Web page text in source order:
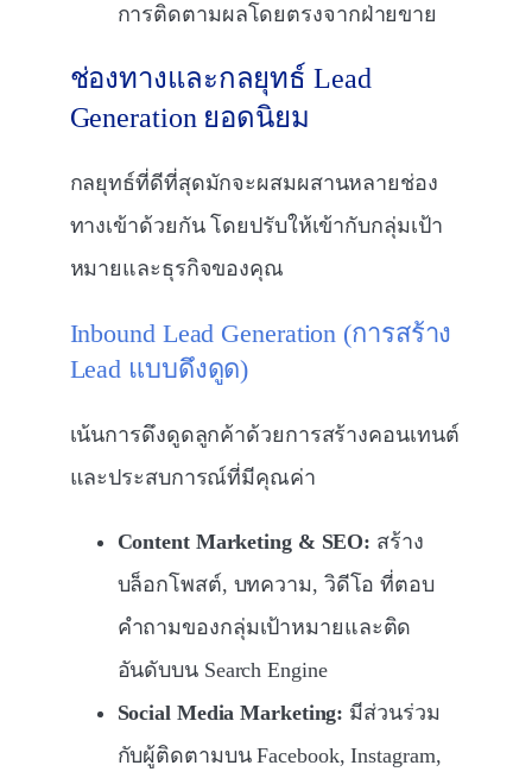
การติดตามผลโดยตรงจากฝ่ายขาย
ช่องทางและกลยุทธ์ Lead
Generation ยอดนิยม
กลยุทธ์ที่ดีที่สุดมักจะผสมผสานหลายช่อง
ทางเข้าด้วยกัน โดยปรับให้เข้ากับกลุ่มเป้า
หมายและธุรกิจของคุณ
Inbound Lead Generation (การสร้าง
Lead แบบดึงดูด)
เน้นการดึงดูดลูกค้าด้วยการสร้างคอนเทนต์
และประสบการณ์ที่มีคุณค่า
Content Marketing & SEO: สร้าง
บล็อกโพสต์, บทความ, วิดีโอ ที่ตอบ
คำถามของกลุ่มเป้าหมายและติด
อันดับบน Search Engine
Social Media Marketing: มีส่วนร่วม
กับผู้ติดตามบน Facebook, Instagram,